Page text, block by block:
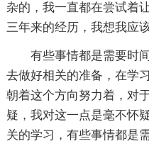
杂的，我一直都在尝试着
三年来的经历，我想我应
有些事情都是需要时
去做好相关的准备，在学
朝着这个方向努力着，对
疑，我对这一点是毫不怀
关的学习，有些事情都是